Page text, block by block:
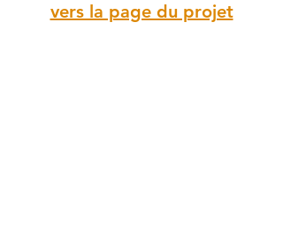
vers la page du projet